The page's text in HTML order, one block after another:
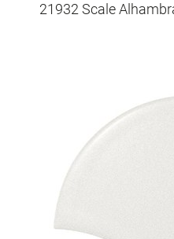
21932 Scale